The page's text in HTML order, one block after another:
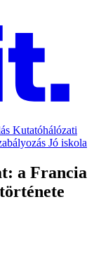
Kutatóhálózati
Jó iskola
a Francia